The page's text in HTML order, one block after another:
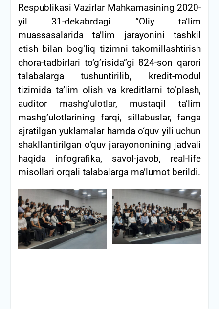
Respublikasi Vazirlar Mahkamasining 2020-
yil 31-dekabrdagi “Oliy ta’lim
muassasalarida ta’lim jarayonini tashkil
etish bilan bog‘liq tizimni takomillashtirish
chora-tadbirlari to‘g’risida”gi 824-son qarori
talabalarga tushuntirilib, kredit-modul
tizimida ta’lim olish va kreditlarni to‘plash,
auditor mashg’ulotlar, mustaqil ta’lim
mashg’ulotlarining farqi, sillabuslar, fanga
ajratilgan yuklamalar hamda o‘quv yili uchun
shakllantirilgan o‘quv jarayononining jadvali
haqida infografika, savol-javob, real-life
misollari orqali talabalarga ma’lumot berildi.